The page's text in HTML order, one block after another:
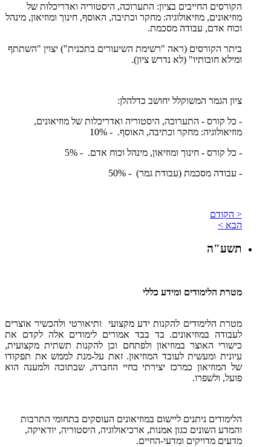
הקורסים החייבים בציון: התערוכה, היסטוריה ואדריכלות של
מוזיאונים, מוזיאולוגיה: מחקר וכתיבה, האוסף, חינוך ומוזיאון, מינהל
וכוח אדם, עבודה מסכמת.
ביתר הקורסים (ראה "רשימת השיעורים בתכנית") יצוין "השתתף
ומילא חובותיו" (לא נדרש ציון).
ציון הגמר המשוקלל יחושב כדלהלן:
- כל קורס - התערוכה, היסטוריה ואדריכלות של מוזיאונים,
מוזיאולוגיה: מחקר וכתיבה, האוסף. - 10%
- כל קורס - חינוך ומוזיאון, מינהל וכוח אדם. - 5%
- עבודה מסכמת (עבודת גמר) - 50%
< הקודם
הבא >
תשע"ה
מטרת הלימודים ומידע כללי
מטרת הלימודים להקנות ידע מקצועי ותיאורטי ולהכשיר אוצרים
לעבודה במוזיאונים. בד בבד אמורים לימודים אלה לקדם את
כישורי האוצר במוזיאון ולפתחם וכן להקנות תשתית מקצועית,
עיונית ומעשית לעובד המוזיאון. זאת על-מנת לממש את תפקודו
של המוזיאון כמרכז יצירתי בחיי החברה, שבתוכה ולמענה הוא
פועל, ולשפרו.
הלימודים ניתנים ליישום במוזיאונים העוסקים בתחומי התרבות
והמדע השונים כגון אמנות, ארכיאולוגיה, היסטוריה, יודאיקה,
מדעים מדויקים ומדעי-החיים.